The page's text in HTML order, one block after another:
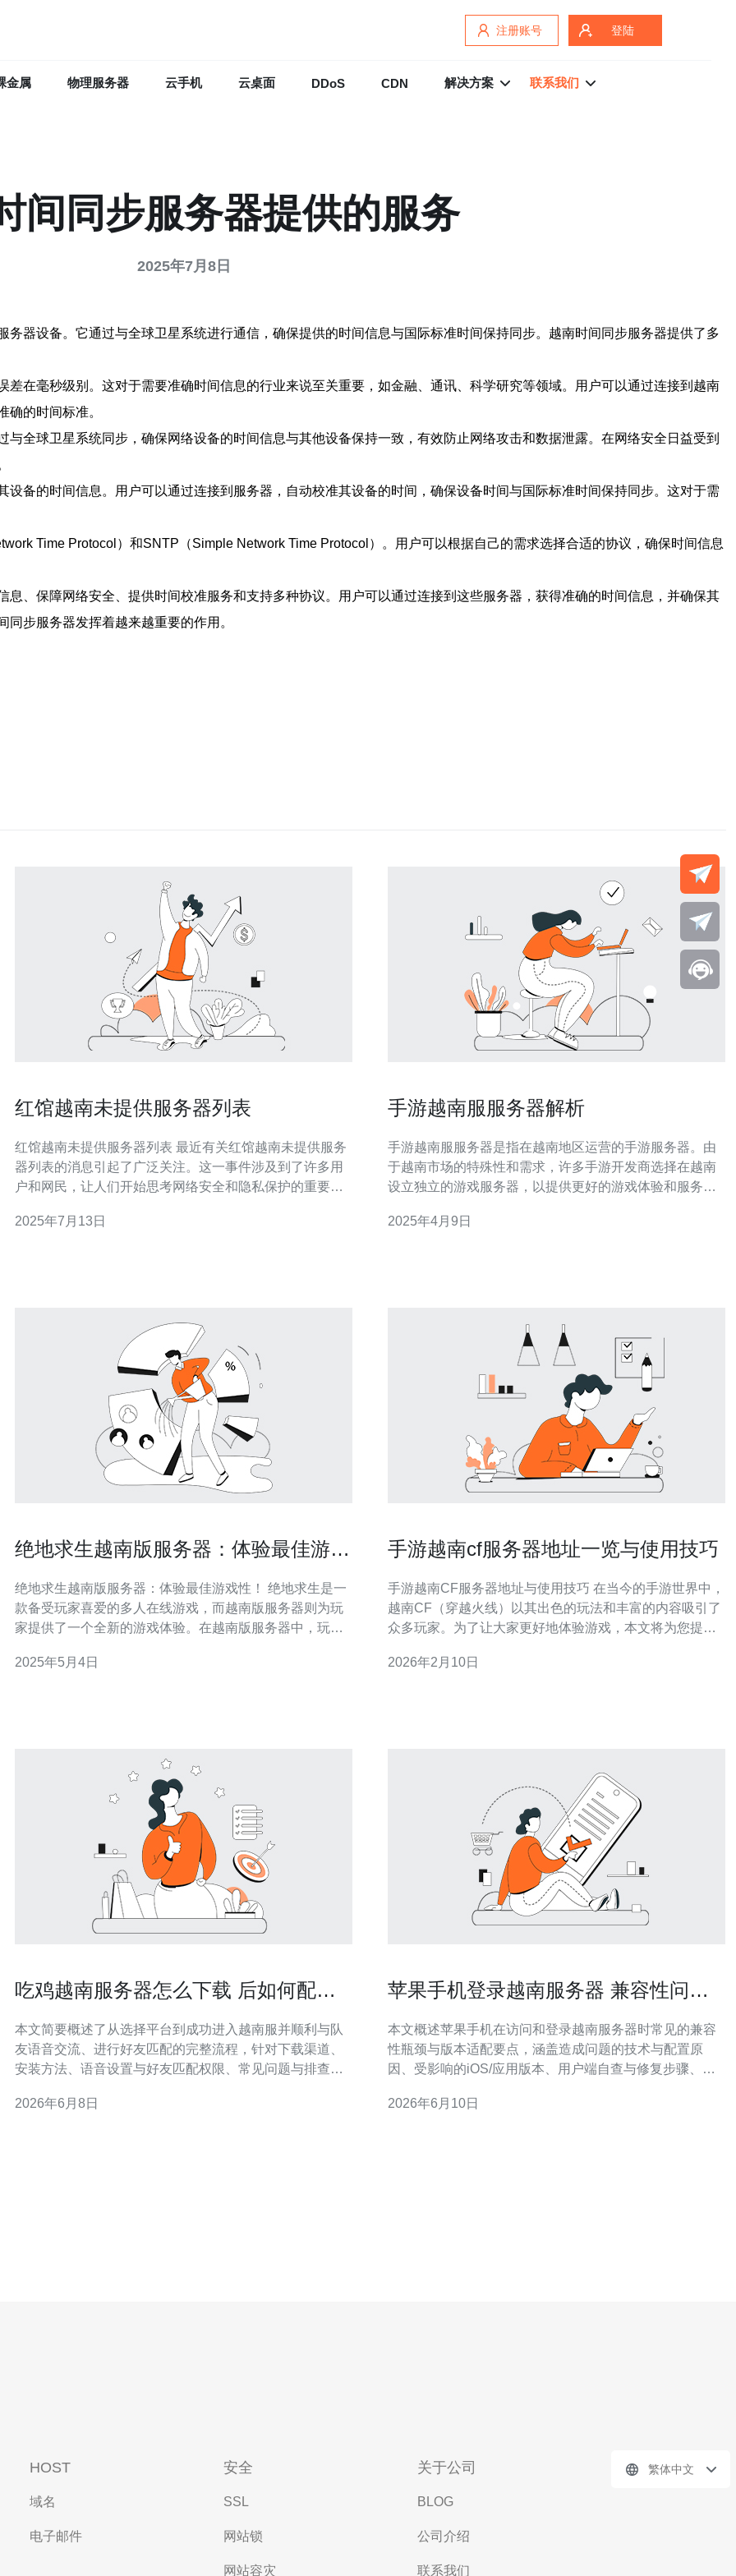
注册账号 登陆
金属 物理服务器 云手机 云桌面 DDoS CDN 解决方案 联系我们
间同步服务器提供的服务
2025年7月8日
器设备。它通过与全球卫星系统进行通信，确保提供的时间信息与国际标准时间保持同步。越南时间同步服务器提供了多
在毫秒级别。这对于需要准确时间信息的行业来说至关重要，如金融、通讯、科学研究等领域。用户可以通过连接到越南
确的时间标准。
全球卫星系统同步，确保网络设备的时间信息与其他设备保持一致，有效防止网络攻击和数据泄露。在网络安全日益受到
备的时间信息。用户可以通过连接到服务器，自动校准其设备的时间，确保设备时间与国际标准时间保持同步。这对于需
Time Protocol）和SNTP（Simple Network Time Protocol）。用户可以根据自己的需求选择合适的协议，确保时间信息
、保障网络安全、提供时间校准服务和支持多种协议。用户可以通过连接到这些服务器，获得准确的时间信息，并确保其
步服务器发挥着越来越重要的作用。
红馆越南未提供服务器列表
红馆越南未提供服务器列表 最近有关红馆越南未提供服务
器列表的消息引起了广泛关注。这一事件涉及到了许多用
户和网民，让人们开始思考网络安全和隐私保护的重要
户提供安全的网络连接。然而，最近有用户发现在红馆越
2025年7月13日
手游越南服服务器解析
手游越南服服务器是指在越南地区运营的手游服务器。由
于越南市场的特殊性和需求，许多手游开发商选择在越南
设立独立的游戏服务器，以提供更好的游戏体验和服务。
地处东南亚，对于许多亚洲国家来说，连接速度较快，延
2025年4月9日
绝地求生越南版服务器：体验最佳游戏
绝地求生越南版服务器：体验最佳游戏性！ 绝地求生是一
款备受玩家喜爱的多人在线游戏，而越南版服务器则为玩
家提供了一个全新的游戏体验。在越南版服务器中，玩家
趣。 越南版服务器以其稳定性而闻名。与其他服务器相
2025年5月4日
手游越南cf服务器地址一览与使用技巧
手游越南CF服务器地址与使用技巧 在当今的手游世界中，
越南CF（穿越火线）以其出色的玩法和丰富的内容吸引了
众多玩家。为了让大家更好地体验游戏，本文将为您提供
您畅享游戏乐趣。以下是我们整理的精华内容： 1. 服务器
2026年2月10日
吃鸡越南服务器怎么下载 后如何配置
本文简要概述了从选择平台到成功进入越南服并顺利与队
友语音交流、进行好友匹配的完整流程，针对下载渠道、
安装方法、语音设置与好友匹配权限、常见问题与排查方
定并顺利邀请跨区好友组队。 哪个平台可以下载并玩吃鸡
2026年6月8日
苹果手机登录越南服务器 兼容性问题
本文概述苹果手机在访问和登录越南服务器时常见的兼容
性瓶颈与版本适配要点，涵盖造成问题的技术与配置原
因、受影响的iOS/应用版本、用户端自查与修复步骤、可
助普通用户和技术人员快速定位并降低登录失败或功能异
2026年6月10日
HOST
域名
电子邮件
安全
SSL
网站锁
网站容灾
关于公司
BLOG
公司介绍
联系我们
繁体中文